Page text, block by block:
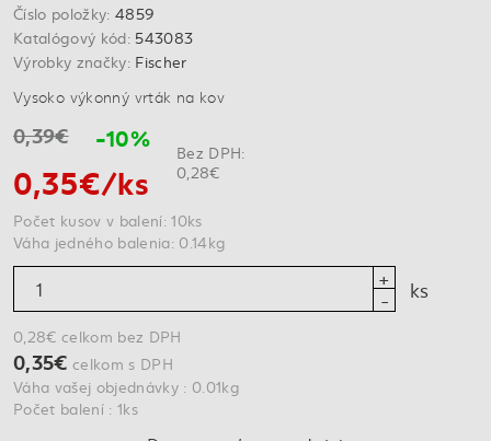
Číslo položky: 4859
Katalógový kód:543083
Výrobky značky: Fischer
Vysoko výkonný vrták na kov
0,39€ -10%
0,35€/ks
Bez DPH:
0,28€
Počet kusov v balení: 10ks
Váha jedného balenia: 0.14kg
ks
0,28€ celkom bez DPH
0,35€ celkom s DPH
Váha vašej objednávky : 0.01kg
Počet balení : 1ks